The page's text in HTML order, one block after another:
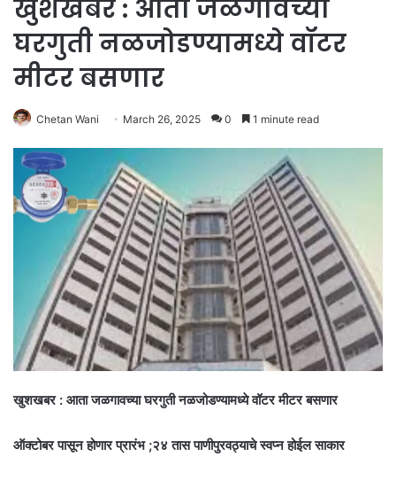
खुशखबर : आता जळगावच्या
घरगुती नळजोडण्यामध्ये वॉटर
मीटर बसणार
Chetan Wani March 26, 2025 0 1 minute read
खुशखबर : आता जळगावच्या घरगुती नळजोडण्यामध्ये वॉटर मीटर बसणार
ऑक्टोबर पासून होणार प्रारंभ ;२४ तास पाणीपुरवठ्याचे स्वप्न होईल साकार